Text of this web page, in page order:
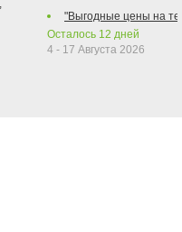
"Выгодные цены на
Осталось 12 дней
4 - 17 Августа 2026